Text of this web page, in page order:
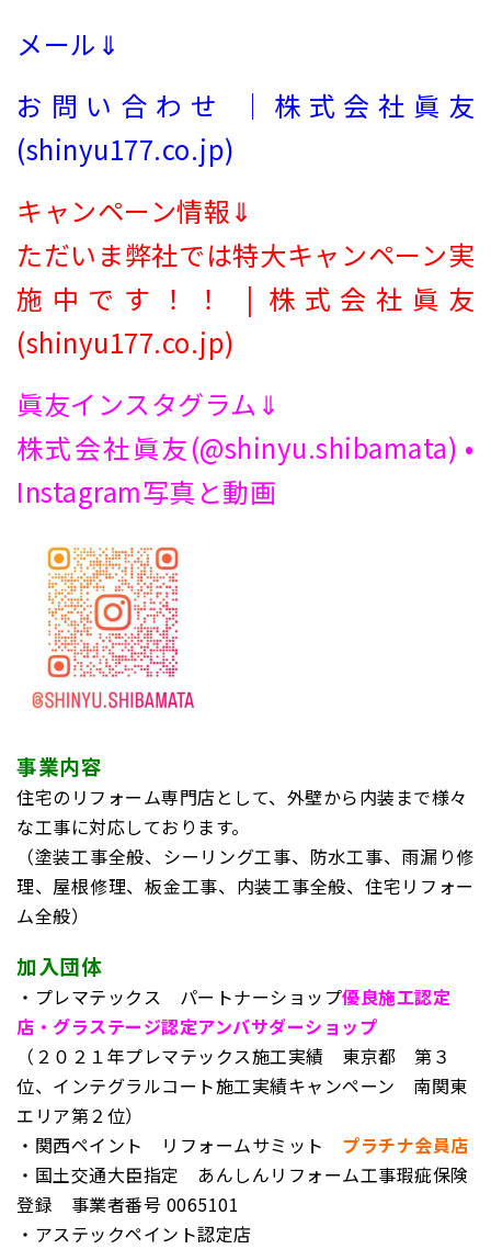
メール⇓
お問い合わせ ｜株式会社眞友
(shinyu177.co.jp)
キャンペーン情報⇓
ただいま弊社では特大キャンペーン実
施中です！！ | 株式会社眞友
(shinyu177.co.jp)
眞友インスタグラム⇓
株式会社眞友(@shinyu.shibamata) •
Instagram写真と動画
事業内容
住宅のリフォーム専門店として、外壁から内装まで様々
な工事に対応しております。
（塗装工事全般、シーリング工事、防水工事、雨漏り修
理、屋根修理、板金工事、内装工事全般、住宅リフォー
ム全般）
加入団体
・プレマテックス パートナーショップ優良施工認定
店・グラステージ認定アンバサダーショップ
（２０２１年プレマテックス施工実績 東京都 第３
位、インテグラルコート施工実績キャンペーン 南関東
エリア第２位）
・関西ペイント リフォームサミット プラチナ会員店
・国土交通大臣指定 あんしんリフォーム工事瑕疵保険
登録 事業者番号 0065101
・アステックペイント認定店